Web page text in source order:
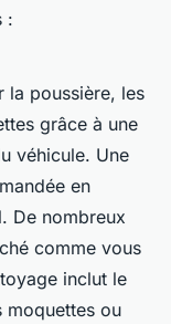
:
la poussière, les
grâce à une
véhicule. Une
en
De nombreux
comme vous
inclut le
moquettes ou